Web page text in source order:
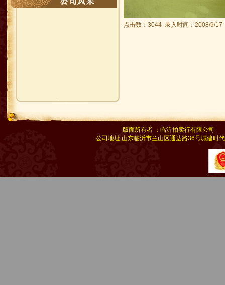
点击数：3044 录入时间：2008/9/17
版面所有者 ：临沂拍卖行有限公
公司地址:山东临沂市兰山区通达路36号城建